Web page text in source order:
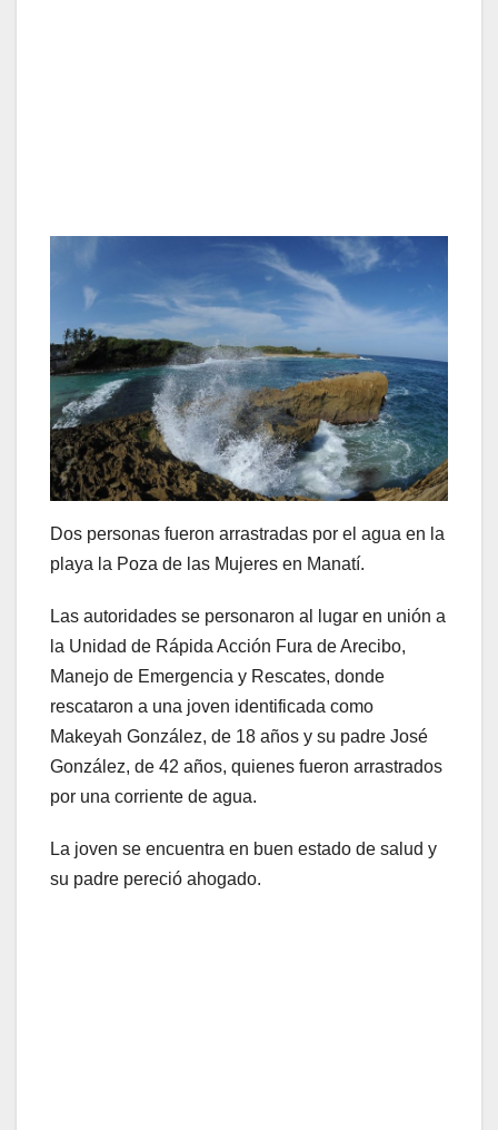
Dos personas fueron arrastradas por el agua en la
playa la Poza de las Mujeres en Manatí.
Las autoridades se personaron al lugar en unión a
la Unidad de Rápida Acción Fura de Arecibo,
Manejo de Emergencia y Rescates, donde
rescataron a una joven identificada como
Makeyah González, de 18 años y su padre José
González, de 42 años, quienes fueron arrastrados
por una corriente de agua.
La joven se encuentra en buen estado de salud y
su padre pereció ahogado.